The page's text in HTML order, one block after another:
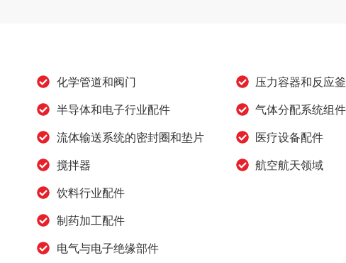
化学管道和阀门
半导体和电子行业配件
流体输送系统的密封圈和垫片
搅拌器
饮料行业配件
制药加工配件
电气与电子绝缘部件
压力容器和反应
气体分配系统组件
医疗设备配件
航空航天领域